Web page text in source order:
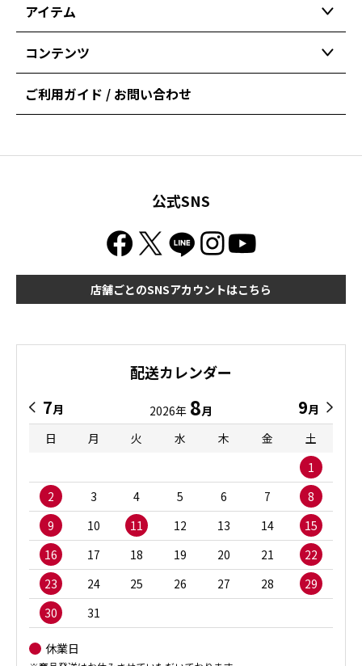
アイテム
コンテンツ
ご利用ガイド / お問い合わせ
公式SNS
店舗ごとのSNSアカウントはこちら
配送カレンダー
7月 2026年 8月 9月
日
月 火 水 木 金
土
1
2
3 4 5 6 7
8
9
10 11 12 13 14
15
16
17 18 19 20 21
22
23
24 25 26 27 28
29
30
31
休業日